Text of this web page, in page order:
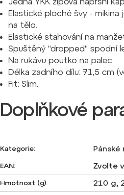
Elastické ploché švy - mikina
na tělo.
Elastické stahování na
Spuštěný "dropped" spodní
Na rukávu poutko na palec.
Délka zadního dílu: 71,5 cm
Fit: Slim.
Doplňkové
Kategorie: Pánské
EAN: Zvolte
Hmotnost (g): 210 g,